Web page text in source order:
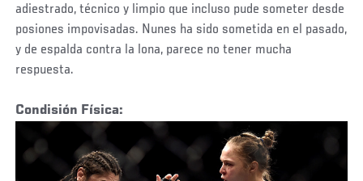
adiestrado, técnico y limpio que incluso pude someter desde
posiones impovisadas. Nunes ha sido sometida en el pasado,
y de espalda contra la lona, parece no tener mucha
respuesta.
Condisión Física: